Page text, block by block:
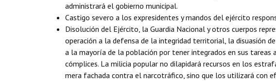
administrará el gobierno municipal.
Castigo severo a los expresidentes y mandos del ejército
Disolución del Ejército, la Guardia Nacional y otros cuerpos
operación a la defensa de la integridad territorial, la disuasión
a la mayoría de la población por tener integrados en sus
cómplices. La milicia popular no dilapidará recursos en los
mera fachada contra el narcotráfico, sino que los utilizará con